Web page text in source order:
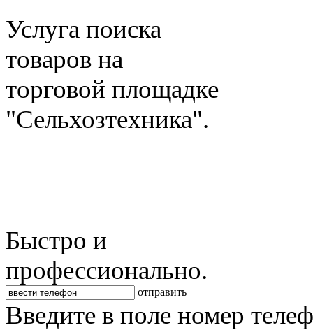
Услуга поиска
товаров на
торговой площадке
"Сельхозтехника".
Быстро и
профессионально.
отправить
Введите в поле номер